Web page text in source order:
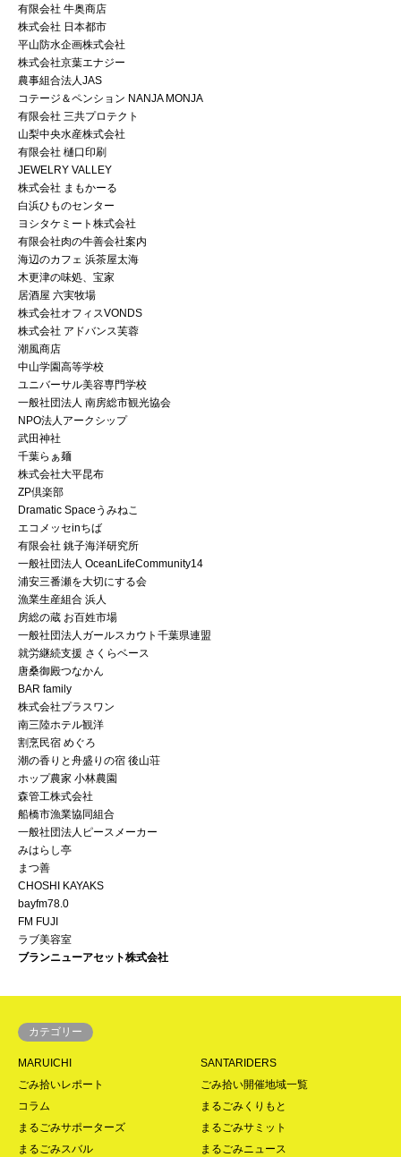
有限会社 牛奥商店
株式会社 日本都市
平山防水企画株式会社
株式会社京葉エナジー
農事組合法人JAS
コテージ＆ペンション NANJA MONJA
有限会社 三共プロテクト
山梨中央水産株式会社
有限会社 樋口印刷
JEWELRY VALLEY
株式会社 まもかーる
白浜ひものセンター
ヨシタケミート株式会社
有限会社肉の牛善会社案内
海辺のカフェ 浜茶屋太海
木更津の味処、宝家
居酒屋 六実牧場
株式会社オフィスVONDS
株式会社 アドバンス芙蓉
潮風商店
中山学園高等学校
ユニバーサル美容専門学校
一般社団法人 南房総市観光協会
NPO法人アークシップ
武田神社
千葉らぁ麺
株式会社大平昆布
ZP倶楽部
Dramatic Spaceうみねこ
エコメッセinちば
有限会社 銚子海洋研究所
一般社団法人 OceanLifeCommunity14
浦安三番瀬を大切にする会
漁業生産組合 浜人
房総の蔵 お百姓市場
一般社団法人ガールスカウト千葉県連盟
就労継続支援 さくらベース
唐桑御殿つなかん
BAR family
株式会社プラスワン
南三陸ホテル観洋
割烹民宿 めぐろ
潮の香りと舟盛りの宿 後山荘
ホップ農家 小林農園
森管工株式会社
船橋市漁業協同組合
一般社団法人ピースメーカー
みはらし亭
まつ善
CHOSHI KAYAKS
bayfm78.0
FM FUJI
ラブ美容室
ブランニューアセット株式会社
カテゴリー
MARUICHI
SANTARIDERS
ごみ拾いレポート
ごみ拾い開催地域一覧
コラム
まるごみくりもと
まるごみサポーターズ
まるごみサミット
まるごみスバル
まるごみニュース